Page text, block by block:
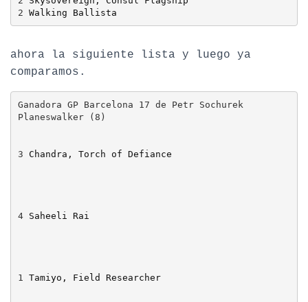
2 Walking Ballista
ahora la siguiente lista y luego ya
comparamos.
Ganadora GP Barcelona 17 de Petr Sochurek
3 Chandra, Torch of Defiance
4 Saheeli Rai
1 Tamiyo, Field Researcher